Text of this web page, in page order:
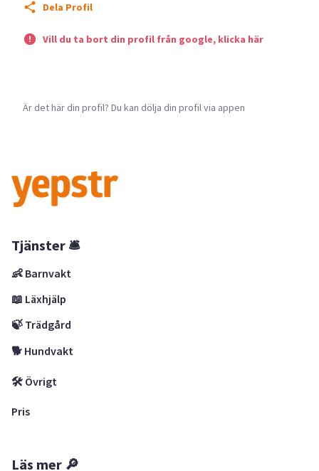
Dela Profil
Vill du ta bort din profil från google, klicka här
Är det här din profil? Du kan dölja din profil via appen
Tjänster 🛎
👶 Barnvakt
📖 Läxhjälp
🍃 Trädgård
🐕 Hundvakt
🛠 Övrigt
Pris
Läs mer 🔎